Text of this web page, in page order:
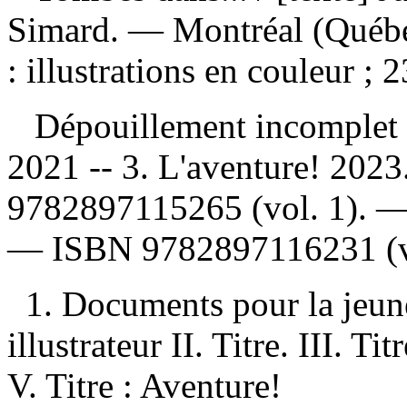
Simard. — Montréal
: illustrations en couleur ;
Dépouillement
2021 -- 3. L'aventure!
9782897115265 (vol. 1).
— ISBN 9782897116231
1. Documents pour la
illustrateur II. Titre. III.
V. Titre : Aventure!